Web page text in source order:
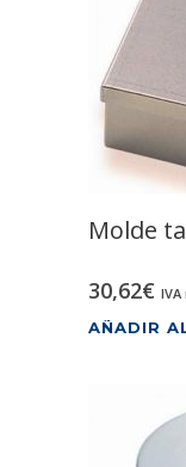
Molde
30,62€
AÑADIR